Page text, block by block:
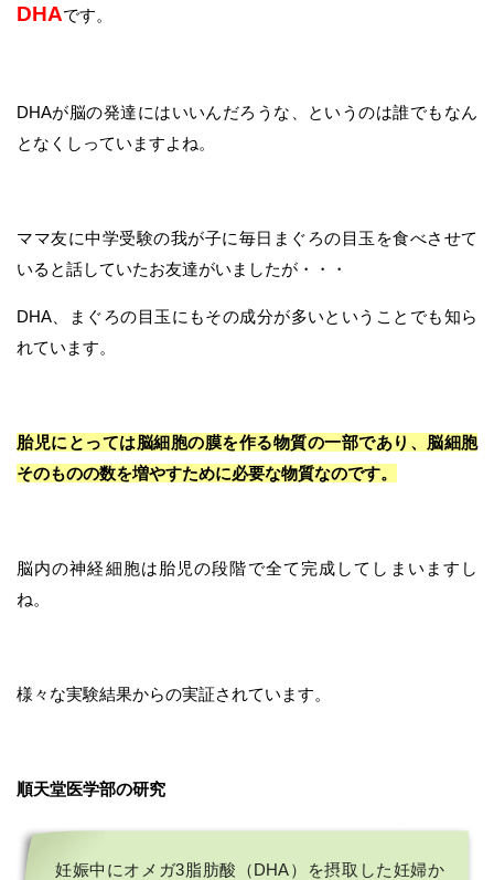
DHAです。
DHAが脳の発達にはいいんだろうな、というのは誰でもなん
となくしっていますよね。
ママ友に中学受験の我が子に毎日まぐろの目玉を食べさせて
いると話していたお友達がいましたが・・・
DHA、まぐろの目玉にもその成分が多いということでも知ら
れています。
胎児にとっては脳細胞の膜を作る物質の一部であり、脳細胞
そのものの数を増やすために必要な物質なのです。
脳内の神経細胞は胎児の段階で全て完成してしまいますし
ね。
様々な実験結果からの実証されています。
順天堂医学部の研究
妊娠中にオメガ3脂肪酸（DHA）を摂取した妊婦か